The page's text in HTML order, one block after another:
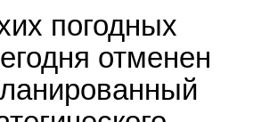
погодных
отменен